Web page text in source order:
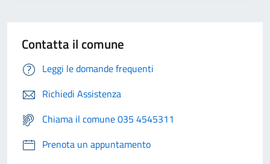
Contatta il comune
Leggi le domande frequenti
Richiedi Assistenza
Chiama il comune 035 4545311
Prenota un appuntamento